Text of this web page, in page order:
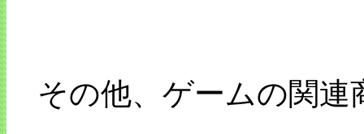
その他、ゲームの関